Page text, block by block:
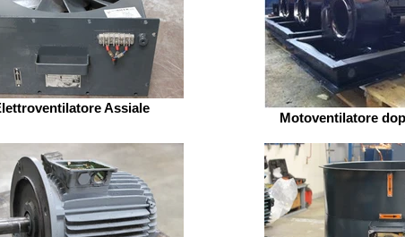
Assiale
Motoventilatore